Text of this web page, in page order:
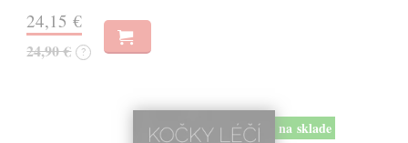
24,15 €
24,90 € ?
na sklade